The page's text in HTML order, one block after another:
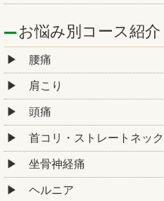
お悩み別コース紹介
腰痛
肩こり
頭痛
首コリ・ストレートネック
坐骨神経痛
ヘルニア